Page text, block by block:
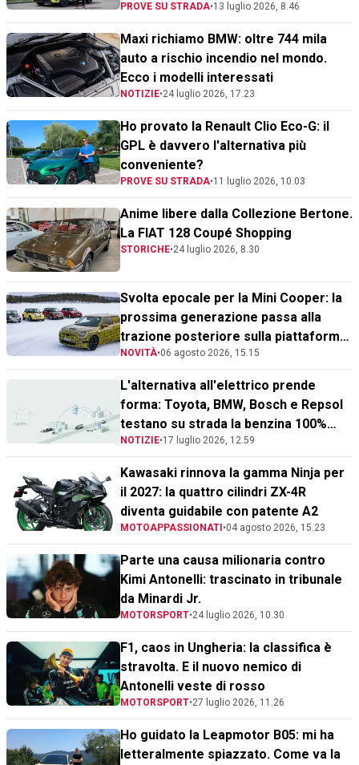
PROVE SU STRADA•13 luglio 2026, 8.46
Maxi richiamo BMW: oltre 744 mila
auto a rischio incendio nel mondo.
Ecco i modelli interessati
NOTIZIE•24 luglio 2026, 17.23
Ho provato la Renault Clio Eco-G: il
GPL è davvero l'alternativa più
conveniente?
PROVE SU STRADA•11 luglio 2026, 10.03
Anime libere dalla Collezione Bertone.
La FIAT 128 Coupé Shopping
STORICHE•24 luglio 2026, 8.30
Svolta epocale per la Mini Cooper: la
prossima generazione passa alla
trazione posteriore sulla piattaforma
BMW Gen6
NOVITÀ•06 agosto 2026, 15.15
L'alternativa all'elettrico prende
forma: Toyota, BMW, Bosch e Repsol
testano su strada la benzina 100%
rinnovabile
NOTIZIE•17 luglio 2026, 12.59
Kawasaki rinnova la gamma Ninja per
il 2027: la quattro cilindri ZX-4R
diventa guidabile con patente A2
MOTOAPPASSIONATI •04 agosto 2026, 15.23
Parte una causa milionaria contro
Kimi Antonelli: trascinato in tribunale
da Minardi Jr.
MOTORSPORT•24 luglio 2026, 10.30
F1, caos in Ungheria: la classifica è
stravolta. E il nuovo nemico di
Antonelli veste di rosso
MOTORSPORT•27 luglio 2026, 11.26
Ho guidato la Leapmotor B05: mi ha
letteralmente spiazzato. Come va la